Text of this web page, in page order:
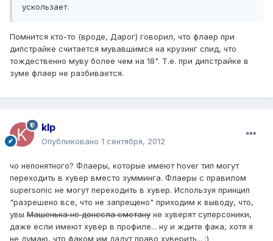
ускользает.
Помнится кто-то (вроде, Дарог) говорил, что флаер при
дипстрайке считается мувавшимся на крузинг спид, что
тождественно муву более чем на 18". Т.е. при дипстрайке в
зуме флаер не разбивается.
klp
Опубликовано 1 сентября, 2012
чо непонятного? Флаеры, которые имеют hover тип могут
переходить в хувер вместо зумминга. Флаеры с правилом
supersonic не могут переходить в хувер. Используя принцип
"разрешено все, что не запрещено" приходим к выводу, что,
увы Машенька не донесла сметану не хуверят суперсоники,
даже если имеют хувер в профиле... ну и ждите фака, хотя я
не думаю, что факом им дадут право хуверить... :)